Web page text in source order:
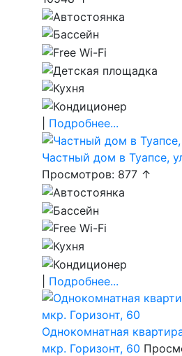
Подробнее...
Частный дом в Туапсе,
Просмотров: 877 ↑
Подробнее...
Однокомнатная
мкр. Горизонт, 60